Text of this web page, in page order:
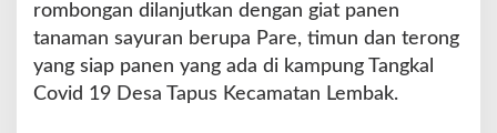
rombongan dilanjutkan dengan giat panen
tanaman sayuran berupa Pare, timun dan terong
yang siap panen yang ada di kampung Tangkal
Covid 19 Desa Tapus Kecamatan Lembak.